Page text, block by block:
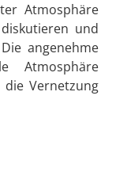
Atmosphäre
und
angenehme
Atmosphäre
Vernetzung